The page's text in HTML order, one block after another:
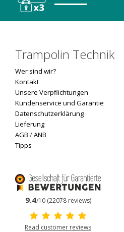
Trampolin Technik
Wer sind wir?
Kontakt
Unsere Verpflichtungen
Kundenservice und Garantie
Datenschutzerklärung
Lieferung
AGB /ANB
Tipps
9.4/10 (22078 reviews)
Read customer reviews